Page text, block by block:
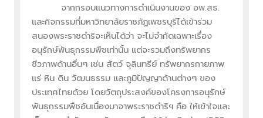
จากกรอบแนวทางการดำเนินงานของ อพ.สธ.
และกิจกรรมที่มหาวิทยาลัยราชภัฏเพชรบุรีได้เข้าร่วม
สนองพระราชดำริจะเห็นได้ว่า จะไม่จำกัดเฉพาะเรื่อง
อนุรักษ์พันธุกรรมพืชเท่านั้น แต่จะรวมถึงทรัพยากร
ชีวภาพด้านอื่นๆ เช่น สัตว์ จุลินทรีย์ ทรัพยากรกายภาพ
แร่ หิน ดิน วัฒนธรรม และภูมิปัญญาด้านต่างๆ ของ
ประเทศไทยด้วย โดยวัตถุประสงค์ของโครงการอนุรักษ์
พันธุกรรมพืชอันเนื่องมาจาพระราชดำริฯ คือ ให้เข้าใจและ